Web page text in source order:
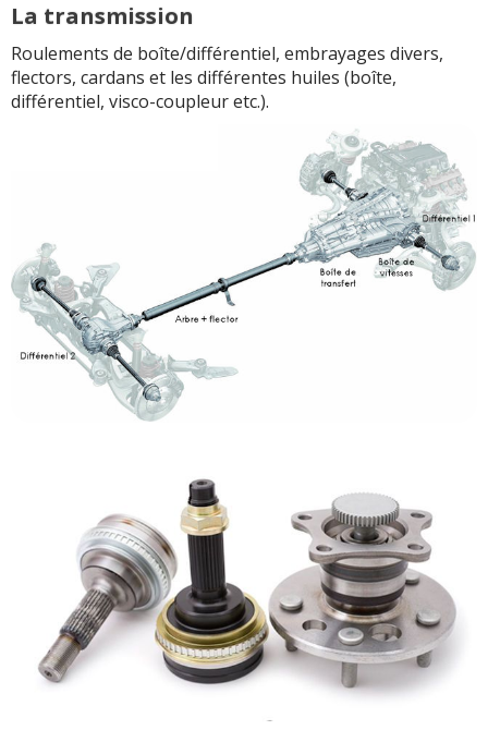
La transmission
Roulements de boîte/différentiel, embrayages divers,
flectors, cardans et les différentes huiles (boîte,
différentiel, visco-coupleur etc.).